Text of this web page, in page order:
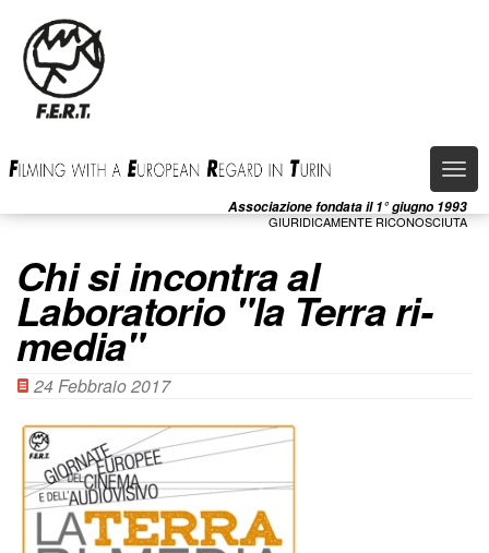
contenuto
principale
Associazione fondata il 1° giugno 1993
GIURIDICAMENTE RICONOSCIUTA
Chi si incontra al
Laboratorio "la Terra ri-
media"
24 Febbraio 2017